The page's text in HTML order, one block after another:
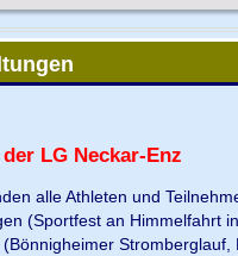
LG Neckar-Enz
alle Athleten und
(Sportfest an Himmelfahrt